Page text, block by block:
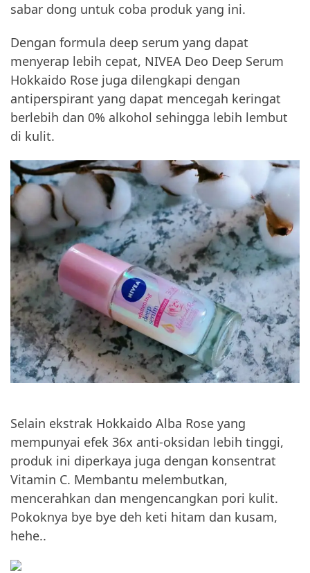
sabar dong untuk coba produk yang ini.
Dengan formula deep serum yang dapat
menyerap lebih cepat, NIVEA Deo Deep Serum
Hokkaido Rose juga dilengkapi dengan
antiperspirant yang dapat mencegah keringat
berlebih dan 0% alkohol sehingga lebih lembut
di kulit.
Selain ekstrak Hokkaido Alba Rose yang
mempunyai efek 36x anti-oksidan lebih tinggi,
produk ini diperkaya juga dengan konsentrat
Vitamin C. Membantu melembutkan,
mencerahkan dan mengencangkan pori kulit.
Pokoknya bye bye deh keti hitam dan kusam,
hehe..